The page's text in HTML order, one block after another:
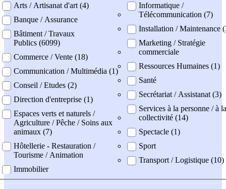
Arts / Artisanat d'art (4)
Banque / Assurance
Bâtiment / Travaux
Publics (6099)
Commerce / Vente (18)
Communication / Multimédia (1)
Conseil / Etudes (2)
Direction d'entreprise (1)
Espaces verts et naturels /
Agriculture / Pêche / Soins aux
animaux (7)
Hôtellerie - Restauration /
Tourisme / Animation
Immobilier
Informatique /
Télécommunication (7)
Installation / Maintenance
Marketing / Stratégie
commerciale
Ressources Humaines (1)
Santé
Secrétariat / Assistanat (3)
Services à la personne / à la
collectivité (14)
Spectacle (1)
Sport
Transport / Logistique (10)